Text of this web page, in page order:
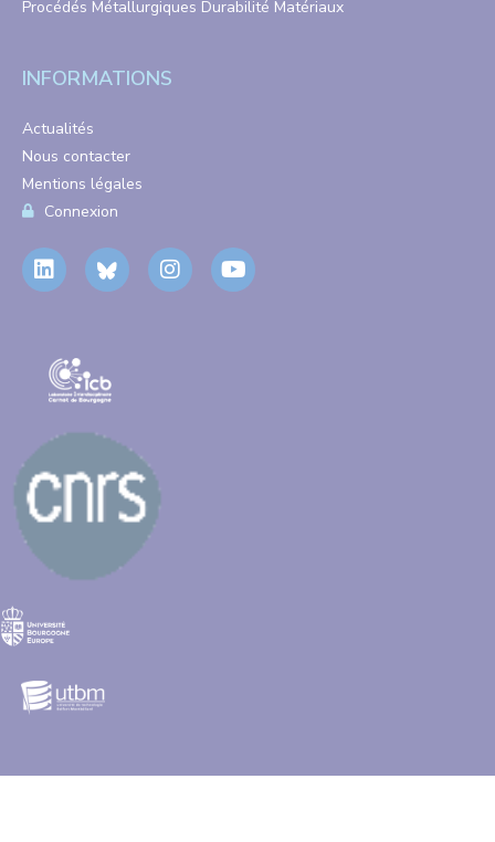
Procédés Métallurgiques Durabilité Matériaux
INFORMATIONS
Actualités
Nous contacter
Mentions légales
Connexion